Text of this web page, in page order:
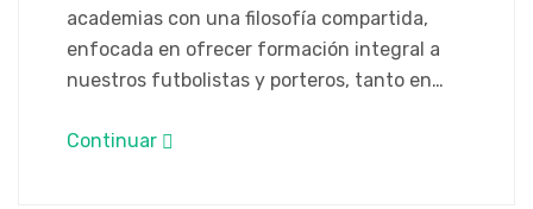
academias con una filosofía compartida,
enfocada en ofrecer formación integral a
nuestros futbolistas y porteros, tanto en…
Continuar